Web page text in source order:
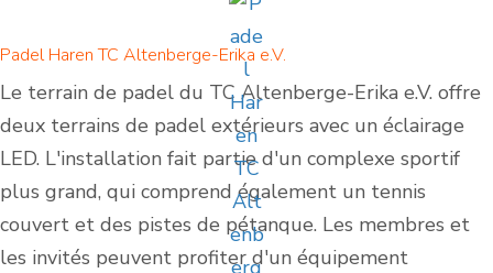
Padel Haren TC Altenberge-Erika e.V.
Le terrain de padel du TC Altenberge-Erika e.V. offre
deux terrains de padel extérieurs avec un éclairage
LED. L'installation fait partie d'un complexe sportif
plus grand, qui comprend également un tennis
couvert et des pistes de pétanque. Les membres et
les invités peuvent profiter d'un équipement